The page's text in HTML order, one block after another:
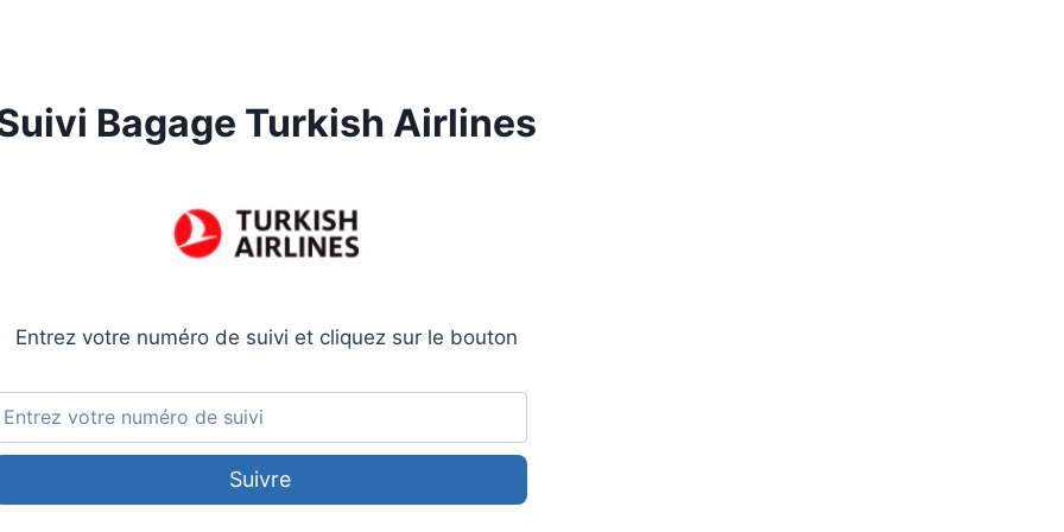
Bagage Turkish Airlines
Entrez votre numéro de suivi et cliquez sur le bouton
Suivre